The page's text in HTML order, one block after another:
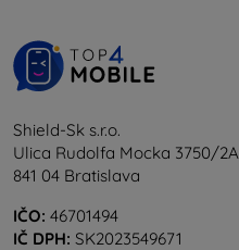
Shield-Sk s.r.o.
Ulica Rudolfa Mocka 3750/2A
841 04 Bratislava
IČO: 46701494
IČ DPH: SK2023549671